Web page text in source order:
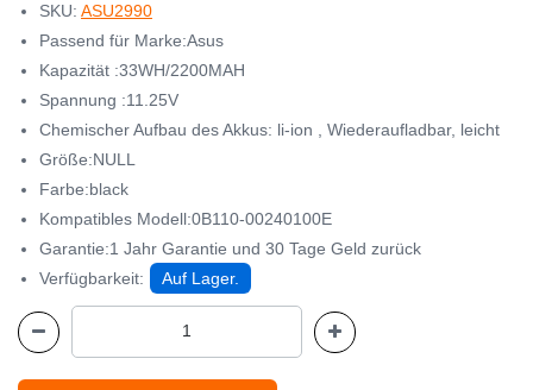
SKU: ASU2990
Passend für Marke:Asus
Kapazität :33WH/2200MAH
Spannung :11.25V
Chemischer Aufbau des Akkus: li-ion , Wiederaufladbar, leicht
Größe:NULL
Farbe:black
Kompatibles Modell:0B110-00240100E
Garantie:1 Jahr Garantie und 30 Tage Geld zurück
Verfügbarkeit:
Auf Lager.